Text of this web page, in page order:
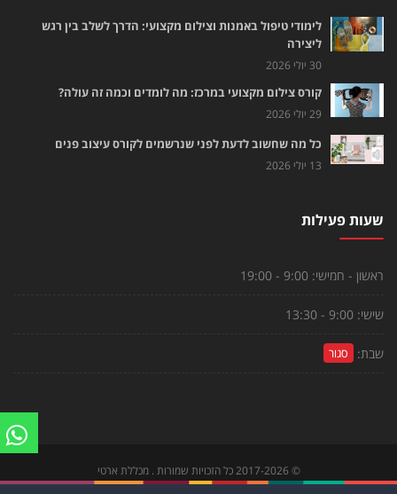
לימודי טיפול באמנות וצילום מקצועי: הדרך לשלב בין רגש
ליצירה
30 יולי 2026
קורס צילום מקצועי במרכז: מה לומדים וכמה זה עולה?
29 יולי 2026
כל מה שחשוב לדעת לפני שנרשמים לקורס עיצוב פנים
13 יולי 2026
שעות פעילות
ראשון - חמישי: 9:00 - 19:00
שישי: 9:00 - 13:30
שבת: סגור
©
2017-2026כל הזכויות שמורות . מכללת ארטי